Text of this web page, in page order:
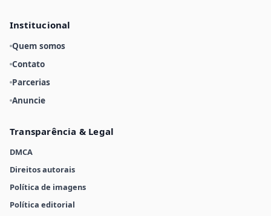
Institucional
Quem somos
Contato
Parcerias
Anuncie
Transparência & Legal
DMCA
Direitos autorais
Política de imagens
Política editorial